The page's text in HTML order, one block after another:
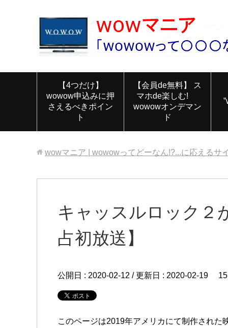
【4つだけ】
wowow申込みに押
さえるべきポイン
ト
【会員de無料】 ス
マホde楽しむ!
wowowオンデマン
ド
wowマニア | wowowってどーなん!?...に応えるサ
キャッスルロック２
占初放送】
公開日 : 2020-02-12 / 更新日 : 2020-02-19
このページは2019年アメリカにて制作された